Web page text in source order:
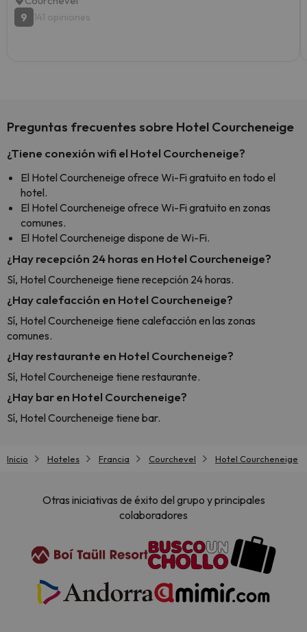
9
141 opiniones
Preguntas frecuentes sobre Hotel Courcheneige
¿Tiene conexión wifi el Hotel Courcheneige?
El Hotel Courcheneige ofrece Wi-Fi gratuito en todo el
hotel.
El Hotel Courcheneige ofrece Wi-Fi gratuito en zonas
comunes.
El Hotel Courcheneige dispone de Wi-Fi.
¿Hay recepción 24 horas en Hotel Courcheneige?
Sí, Hotel Courcheneige tiene recepción 24 horas.
¿Hay calefacción en Hotel Courcheneige?
Sí, Hotel Courcheneige tiene calefacción en las zonas
comunes.
¿Hay restaurante en Hotel Courcheneige?
Sí, Hotel Courcheneige tiene restaurante.
¿Hay bar en Hotel Courcheneige?
Sí, Hotel Courcheneige tiene bar.
Inicio Hoteles Francia Courchevel Hotel Courcheneige
Otras iniciativas de éxito del grupo y principales
colaboradores